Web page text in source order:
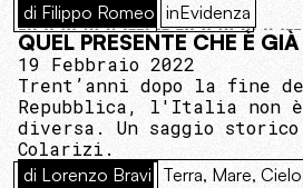
di Filippo Romeo inEvidenza
QUEL PRESENTE CHE È
19 Febbraio 2022
Trent’anni dopo la fine
Repubblica, l'Italia non
diversa. Un saggio storico
Colarizi.
di Lorenzo Bravi Terra, Mare, Cielo